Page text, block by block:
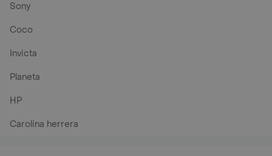
Sony
Coco
Invicta
Planeta
HP
Carolina herrera